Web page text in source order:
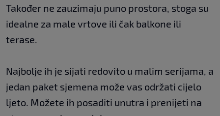
Također ne zauzimaju puno prostora, stoga su
idealne za male vrtove ili čak balkone ili
terase.
Najbolje ih je sijati redovito u malim serijama, a
jedan paket sjemena može vas održati cijelo
ljeto. Možete ih posaditi unutra i prenijeti na